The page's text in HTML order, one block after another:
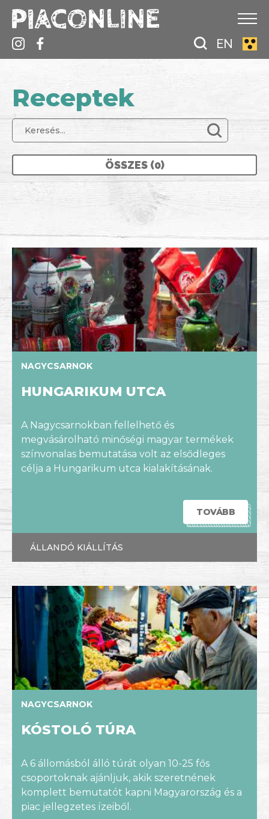
EN
Receptek
ÖSSZES (0)
NAGYCSARNOK
HUNGARIKUM UTCA
A Nagycsarnokban fellelhető és
megvásárolható minőségi magyar termékek
színvonalas bemutatása volt az elsődleges
célja a Hungarikum utca kialakításának.
TOVÁBB
ÁLLANDÓ KIÁLLÍTÁS
NAGYCSARNOK
KÓSTOLÓ TÚRA
A 6 állomásból álló túrát olyan 10-25 fős
csoportoknak ajánljuk, akik szeretnének
komplett bemutatót kapni Magyarország és a
piac jellegzetes ízeiből.